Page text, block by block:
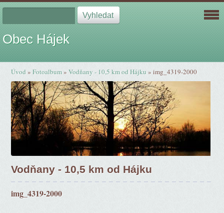
Obec Hájek
Úvod »Fotoalbum»Vodňany - 10,5 km od Hájku »img_4319-2000
Vodňany - 10,5 km od Hájku
img_4319-2000